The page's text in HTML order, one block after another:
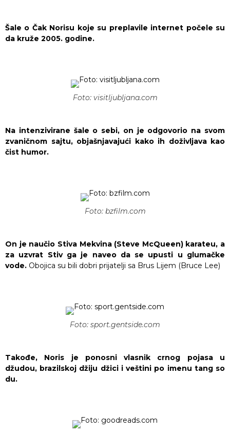
Šale o Čak Norisu koje su preplavile internet počele su
da kruže 2005. godine.
Foto: visitljubljana.com
Na intenzivirane šale o sebi, on je odgovorio na svom
zvaničnom sajtu, objašnjavajući kako ih doživljava kao
čist humor.
Foto: bzfilm.com
On je naučio Stiva Mekvina (Steve McQueen) karateu, a
za uzvrat Stiv ga je naveo da se upusti u glumačke
vode. Obojica su bili dobri prijatelji sa Brus Lijem (Bruce Lee)
Foto: sport.gentside.com
Takođe, Noris je ponosni vlasnik crnog pojasa u
džudou, brazilskoj džiju džici i veštini po imenu tang so
du.